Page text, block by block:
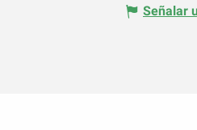
Señalar